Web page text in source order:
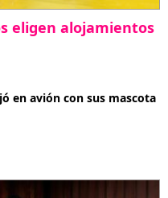
eligen alojamientos
en avión con sus mascota